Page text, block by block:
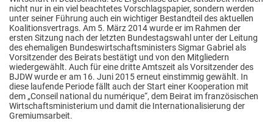
nicht nur in ein viel beachtetes Vorschlagspapier, sondern werden
unter seiner Führung auch ein wichtiger Bestandteil des aktuellen
Koalitionsvertrags. Am 5. März 2014 wurde er im Rahmen der
ersten Sitzung nach der letzten Bundestagswahl unter der Leitung
des ehemaligen Bundeswirtschaftsministers Sigmar Gabriel als
Vorsitzender des Beirats bestätigt und von den Mitgliedern
wiedergewählt. Auch für eine dritte Amtszeit als Vorsitzender des
BJDW wurde er am 16. Juni 2015 erneut einstimmig gewählt. In
diese laufende Periode fällt auch der Start einer Kooperation mit
dem „Conseil national du numérique“, dem Beirat im französischen
Wirtschaftsministerium und damit die Internationalisierung der
Gremiumsarbeit.